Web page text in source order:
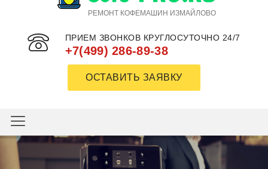
РЕМОНТ КОФЕМАШИН ИЗМАЙЛОВО
ПРИЕМ ЗВОНКОВ КРУГЛОСУТОЧНО 24/7
+7(499) 286-89-38
ОСТАВИТЬ ЗАЯВКУ